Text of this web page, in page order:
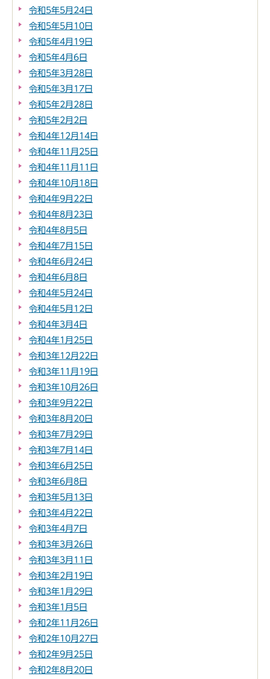
令和5年5月24日
令和5年5月10日
令和5年4月19日
令和5年4月6日
令和5年3月28日
令和5年3月17日
令和5年2月28日
令和5年2月2日
令和4年12月14日
令和4年11月25日
令和4年11月11日
令和4年10月18日
令和4年9月22日
令和4年8月23日
令和4年8月5日
令和4年7月15日
令和4年6月24日
令和4年6月8日
令和4年5月24日
令和4年5月12日
令和4年3月4日
令和4年1月25日
令和3年12月22日
令和3年11月19日
令和3年10月26日
令和3年9月22日
令和3年8月20日
令和3年7月29日
令和3年7月14日
令和3年6月25日
令和3年6月8日
令和3年5月13日
令和3年4月22日
令和3年4月7日
令和3年3月26日
令和3年3月11日
令和3年2月19日
令和3年1月29日
令和3年1月5日
令和2年11月26日
令和2年10月27日
令和2年9月25日
令和2年8月20日